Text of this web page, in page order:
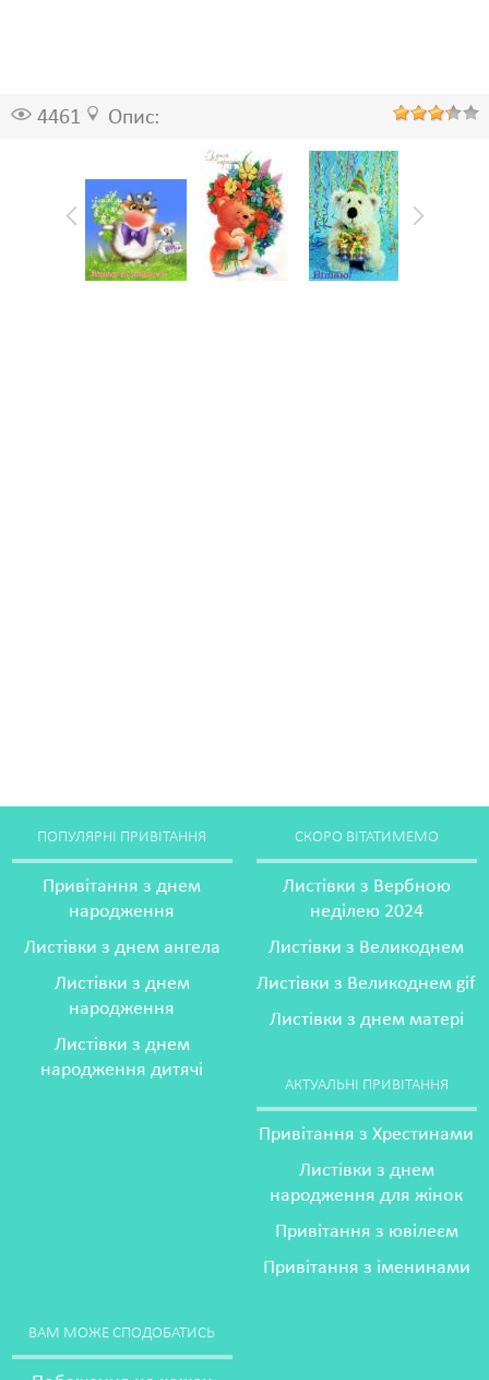
4461 Опис:
ПОПУЛЯРНІ ПРИВІТАННЯ
Привітання з днем
народження
Листівки з днем ангела
Листівки з днем
народження
Листівки з днем
народження дитячі
СКОРО ВІТАТИМЕМО
Листівки з Вербною
неділею 2024
Листівки з Великоднем
Листівки з Великоднем gif
Листівки з днем матері
АКТУАЛЬНІ ПРИВІТАННЯ
Привітання з Хрестинами
Листівки з днем
народження для жінок
Привітання з ювілеєм
Привітання з іменинами
ВАМ МОЖЕ СПОДОБАТИСЬ